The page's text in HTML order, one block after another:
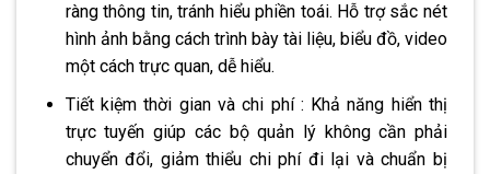
ràng thông tin, tránh hiểu phiền toái. Hỗ trợ sắc nét
hình ảnh bằng cách trình bày tài liệu, biểu đồ, video
một cách trực quan, dễ hiểu.
Tiết kiệm thời gian và chi phí : Khả năng hiển thị
trực tuyến giúp các bộ quản lý không cần phải
chuyển đổi, giảm thiểu chi phí đi lại và chuẩn bị